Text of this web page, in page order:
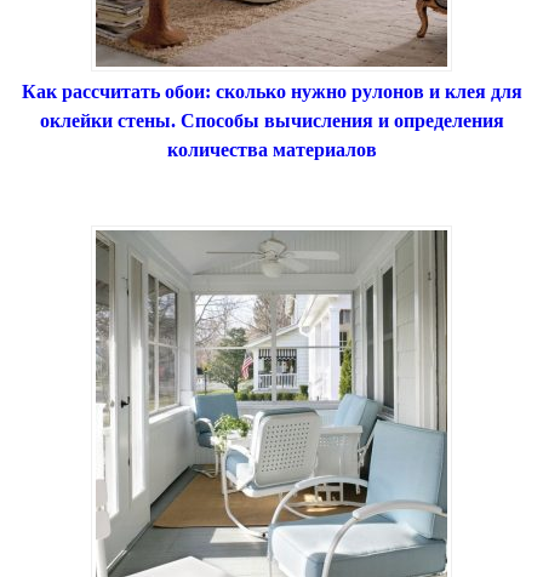
Как рассчитать обои: сколько нужно рулонов и клея для
оклейки стены. Способы вычисления и определения
количества материалов